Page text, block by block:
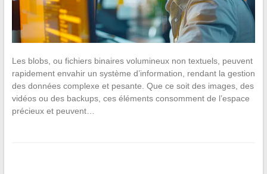
Les blobs, ou fichiers binaires volumineux non textuels, peuvent
rapidement envahir un système d’information, rendant la gestion
des données complexe et pesante. Que ce soit des images, des
vidéos ou des backups, ces éléments consomment de l’espace
précieux et peuvent…